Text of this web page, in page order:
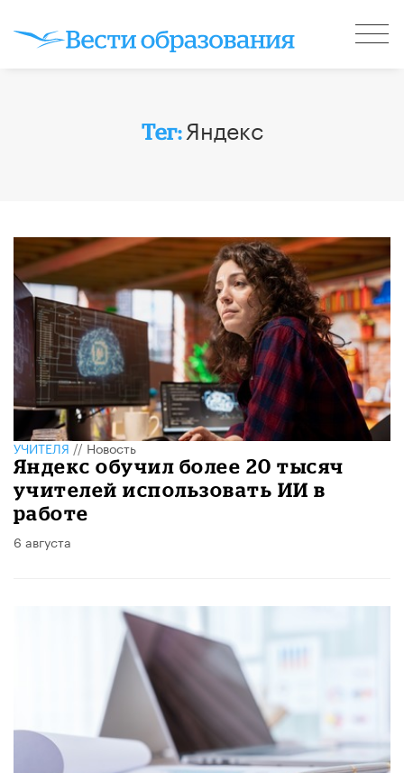
Тег: Яндекс
УЧИТЕЛЯ//Новость
​Яндекс обучил более 20 тысяч
учителей использовать ИИ в
работе
6 августа